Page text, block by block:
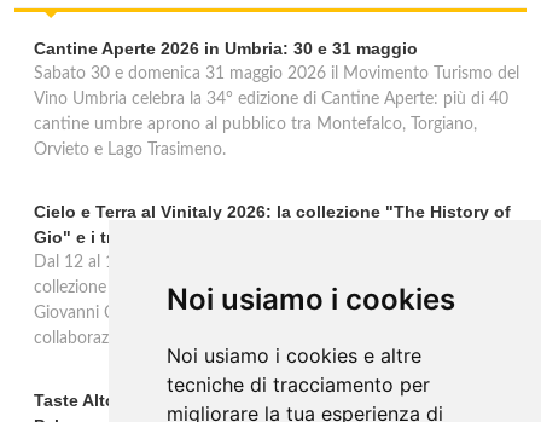
Noi usiamo i cookies
Noi usiamo i cookies e altre
tecniche di tracciamento per
migliorare la tua esperienza di
Cantine Aperte 2026 in Umbria: 30 e 31 maggio
Sabato 30 e domenica 31 maggio 2026 il Movimento Turismo del
Vino Umbria celebra la 34° edizione di Cantine Aperte: più di 40
cantine umbre aprono al pubblico tra Montefalco, Torgiano,
Orvieto e Lago Trasimeno.
Cielo e Terra al Vinitaly 2026: la collezione "The History of
Gio" e i trent'anni di Freschello
Dal 12 al 15 aprile 2026 Cielo e Terra porta al Vinitaly la nuova
collezione premium "The History of Gio", omaggio al fondatore
Giovanni Cielo, i trent'anni di Freschello e una nuova
collaborazione solidale con Still I Rise. Hall 5, Stand E6.
Taste Alto Piemonte a Milano: 33 produttori al Westin